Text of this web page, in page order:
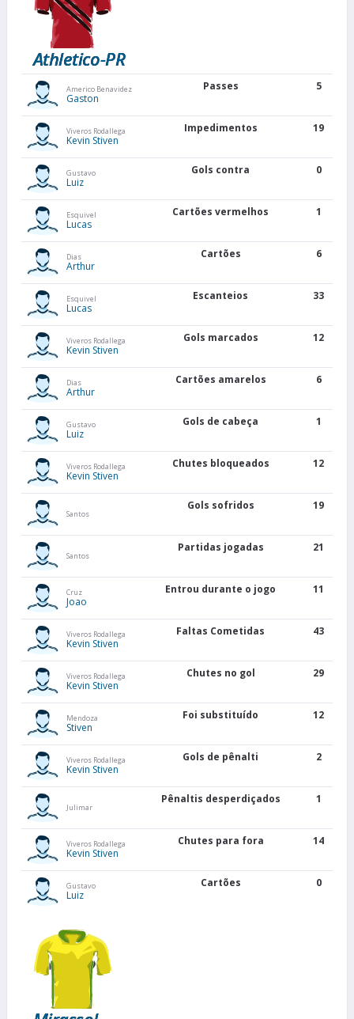
Athletico-PR
Americo Benavidez
Gaston
Passes 5
Viveros Rodallega
Kevin Stiven
Impedimentos 19
Gustavo
Luiz
Gols contra 0
Esquivel
Lucas
Cartões vermelhos 1
Dias
Arthur
Cartões 6
Esquivel
Lucas
Escanteios 33
Viveros Rodallega
Kevin Stiven
Gols marcados 12
Dias
Arthur
Cartões amarelos 6
Gustavo
Luiz
Gols de cabeça 1
Viveros Rodallega
Kevin Stiven
Chutes bloqueados 12
Santos
Gols sofridos 19
Santos
Partidas jogadas 21
Cruz
Joao
Entrou durante o jogo 11
Viveros Rodallega
Kevin Stiven
Faltas Cometidas 43
Viveros Rodallega
Kevin Stiven
Chutes no gol 29
Mendoza
Stiven
Foi substituído 12
Viveros Rodallega
Kevin Stiven
Gols de pênalti 2
Julimar
Pênaltis desperdiçados 1
Viveros Rodallega
Kevin Stiven
Chutes para fora 14
Gustavo
Luiz
Cartões 0